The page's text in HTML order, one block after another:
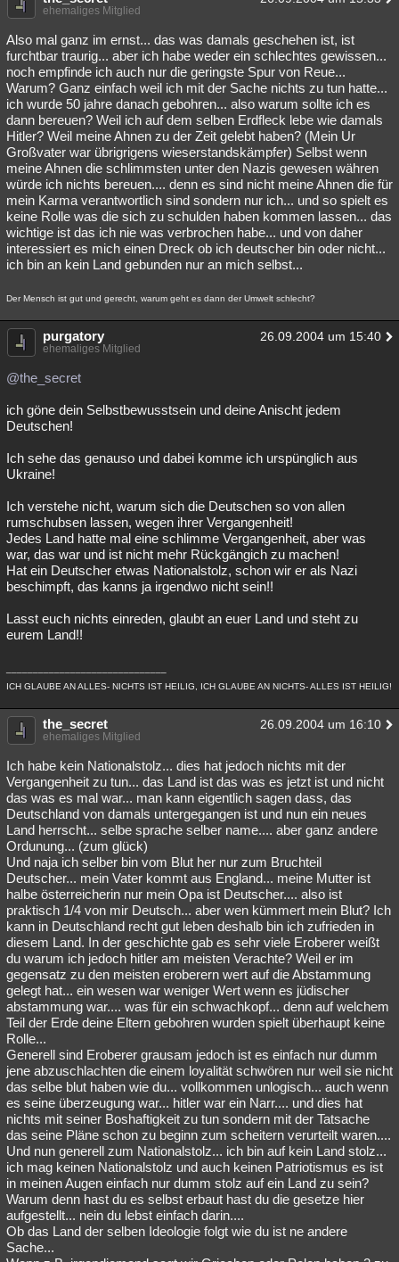
ehemaliges Mitglied
Also mal ganz im ernst... das was damals geschehen ist, ist
furchtbar traurig... aber ich habe weder ein schlechtes gewissen...
noch empfinde ich auch nur die geringste Spur von Reue...
Warum? Ganz einfach weil ich mit der Sache nichts zu tun hatte...
ich wurde 50 jahre danach gebohren... also warum sollte ich es
dann bereuen? Weil ich auf dem selben Erdfleck lebe wie damals
Hitler? Weil meine Ahnen zu der Zeit gelebt haben? (Mein Ur
Großvater war übrigrigens wieserstandskämpfer) Selbst wenn
meine Ahnen die schlimmsten unter den Nazis gewesen währen
würde ich nichts bereuen.... denn es sind nicht meine Ahnen die für
mein Karma verantwortlich sind sondern nur ich... und so spielt es
keine Rolle was die sich zu schulden haben kommen lassen... das
wichtige ist das ich nie was verbrochen habe... und von daher
interessiert es mich einen Dreck ob ich deutscher bin oder nicht...
ich bin an kein Land gebunden nur an mich selbst...
Der Mensch ist gut und gerecht, warum geht es dann der Umwelt schlecht?
purgatory 26.09.2004 um 15:40
ehemaliges Mitglied
@the_secret
ich göne dein Selbstbewusstsein und deine Anischt jedem
Deutschen!
Ich sehe das genauso und dabei komme ich urspünglich aus
Ukraine!
Ich verstehe nicht, warum sich die Deutschen so von allen
rumschubsen lassen, wegen ihrer Vergangenheit!
Jedes Land hatte mal eine schlimme Vergangenheit, aber was
war, das war und ist nicht mehr Rückgängich zu machen!
Hat ein Deutscher etwas Nationalstolz, schon wir er als Nazi
beschimpft, das kanns ja irgendwo nicht sein!!
Lasst euch nichts einreden, glaubt an euer Land und steht zu
eurem Land!!
ICH GLAUBE AN ALLES- NICHTS IST HEILIG, ICH GLAUBE AN NICHTS- ALLES IST HEILIG!
the_secret 26.09.2004 um 16:10
ehemaliges Mitglied
Ich habe kein Nationalstolz... dies hat jedoch nichts mit der
Vergangenheit zu tun... das Land ist das was es jetzt ist und nicht
das was es mal war... man kann eigentlich sagen dass, das
Deutschland von damals untergegangen ist und nun ein neues
Land herrscht... selbe sprache selber name.... aber ganz andere
Ordunung... (zum glück)
Und naja ich selber bin vom Blut her nur zum Bruchteil
Deutscher... mein Vater kommt aus England... meine Mutter ist
halbe österreicherin nur mein Opa ist Deutscher.... also ist
praktisch 1/4 von mir Deutsch... aber wen kümmert mein Blut? Ich
kann in Deutschland recht gut leben deshalb bin ich zufrieden in
diesem Land. In der geschichte gab es sehr viele Eroberer weißt
du warum ich jedoch hitler am meisten Verachte? Weil er im
gegensatz zu den meisten eroberern wert auf die Abstammung
gelegt hat... ein wesen war weniger Wert wenn es jüdischer
abstammung war.... was für ein schwachkopf... denn auf welchem
Teil der Erde deine Eltern gebohren wurden spielt überhaupt keine
Rolle...
Generell sind Eroberer grausam jedoch ist es einfach nur dumm
jene abzuschlachten die einem loyalität schwören nur weil sie nicht
das selbe blut haben wie du... vollkommen unlogisch... auch wenn
es seine überzeugung war... hitler war ein Narr.... und dies hat
nichts mit seiner Boshaftigkeit zu tun sondern mit der Tatsache
das seine Pläne schon zu beginn zum scheitern verurteilt waren....
Und nun generell zum Nationalstolz... ich bin auf kein Land stolz...
ich mag keinen Nationalstolz und auch keinen Patriotismus es ist
in meinen Augen einfach nur dumm stolz auf ein Land zu sein?
Warum denn hast du es selbst erbaut hast du die gesetze hier
aufgestellt... nein du lebst einfach darin....
Ob das Land der selben Ideologie folgt wie du ist ne andere
Sache...